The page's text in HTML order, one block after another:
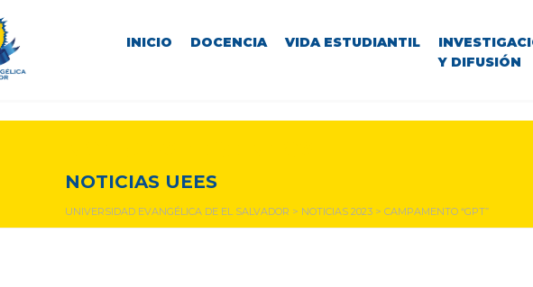
INICIO DOCENCIA VIDA ESTUDIANTIL
Y DIFUSIÓN
NOTICIAS UEES
UNIVERSIDAD EVANGÉLICA DE EL SALVADOR > NOTICIAS 2023 > CAMPAMENTO “GPT”